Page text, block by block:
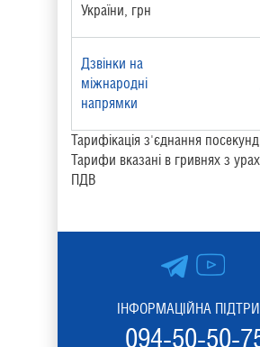
України, грн
Дзвінки на
міжнародні
напрямки
Тарифікація з'єднання
Тарифи вказані в гривнях з
ПДВ
ІНФОРМАЦІЙНА
094-50-50-